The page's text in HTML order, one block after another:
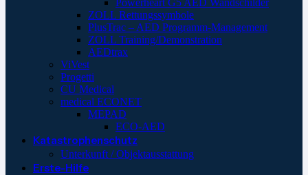
Powerheart G5 AED Wandschilder
ZOLL Rettungssymbole
PlusTrac – AED Programm-Management
ZOLL Training/Demonstration
AEDtrax
ViVest
Progetti
CU Medical
medical ECONET
MEPAD
ECO-AED
Katastrophenschutz
Unterkunft / Objektausstattung
Erste-Hilfe